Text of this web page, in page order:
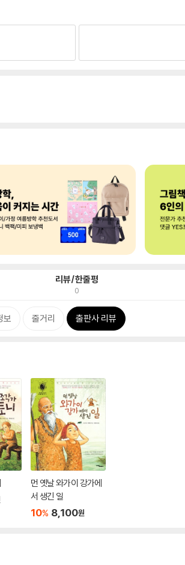
리뷰/한줄평
0
보 줄거리 출판사 리뷰
먼 옛날 와가이 강가에
서 생긴 일
10% 8,100원